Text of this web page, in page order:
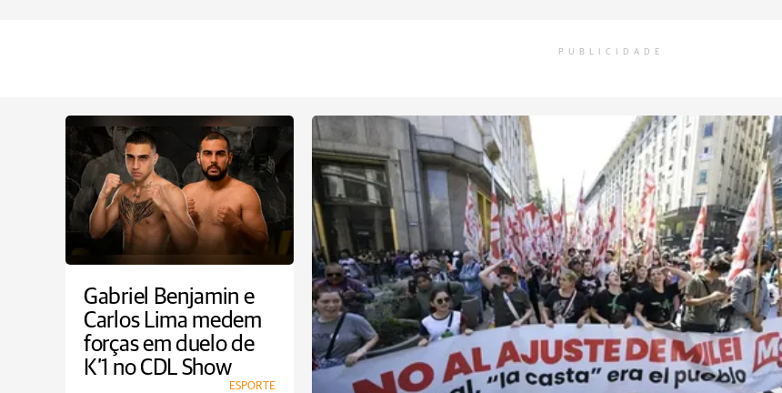
PUBLICIDADE
Gabriel Benjamin e
Carlos Lima medem
forças em duelo de
K’1 no CDL Show
ESPORTE